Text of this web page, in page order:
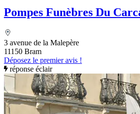
Pompes Funèbres Du
3 avenue de la Malepère
11150 Bram
Déposez le premier avis !
réponse éclair